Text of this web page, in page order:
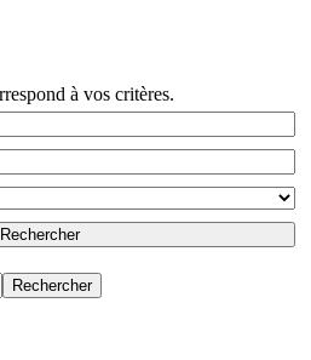
à vos critères.